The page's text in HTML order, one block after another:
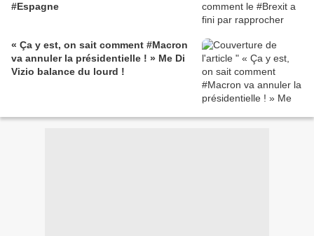
#Espagne
« Ça y est, on sait comment #Macron
va annuler la présidentielle ! » Me Di
Vizio balance du lourd !